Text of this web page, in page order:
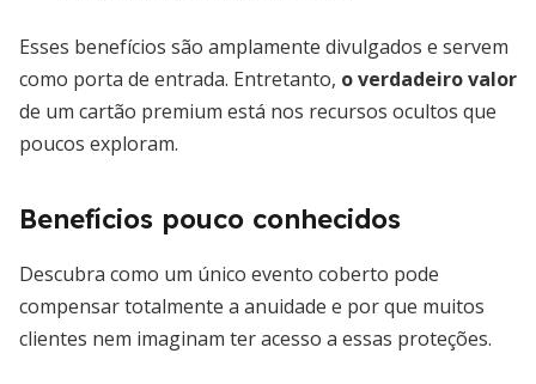
Esses benefícios são amplamente divulgados e servem
como porta de entrada. Entretanto, o verdadeiro valor
de um cartão premium está nos recursos ocultos que
poucos exploram.
Benefícios pouco conhecidos
Descubra como um único evento coberto pode
compensar totalmente a anuidade e por que muitos
clientes nem imaginam ter acesso a essas proteções.